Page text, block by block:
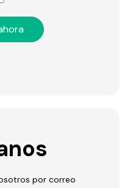
por correo